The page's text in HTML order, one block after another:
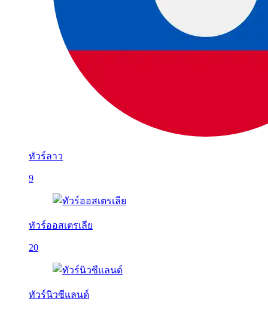
ทัวร์ลาว
9
ทัวร์ออสเตรเลีย
20
ทัวร์นิวซีแลนด์